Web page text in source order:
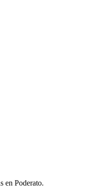
en Poderato.